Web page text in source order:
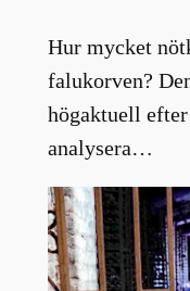
Hur mycket
falukorven?
högaktuell
analysera…